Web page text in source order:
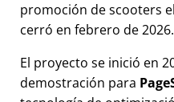
promoción de scooters
cerró en febrero de 2026.
El proyecto se inició en
demostración para